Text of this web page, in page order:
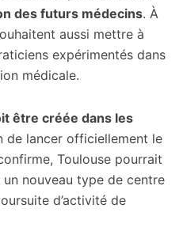
des futurs médecins. À
aussi mettre à
expérimentés dans
médicale.
être créée dans les
de lancer officiellement le
Toulouse pourrait
nouveau type de centre
d’activité de